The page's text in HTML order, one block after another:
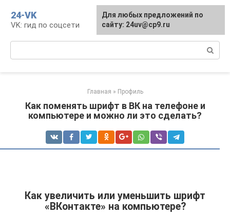
контенту
24-VK
VK: гид по соцсети
Главная » Профиль
Как поменять шрифт в ВК на телефоне и
компьютере и можно ли это сделать?
Как увеличить или уменьшить шрифт
«ВКонтакте» на компьютере?
Для любых предложений по
сайту: 24uv@cp9.ru